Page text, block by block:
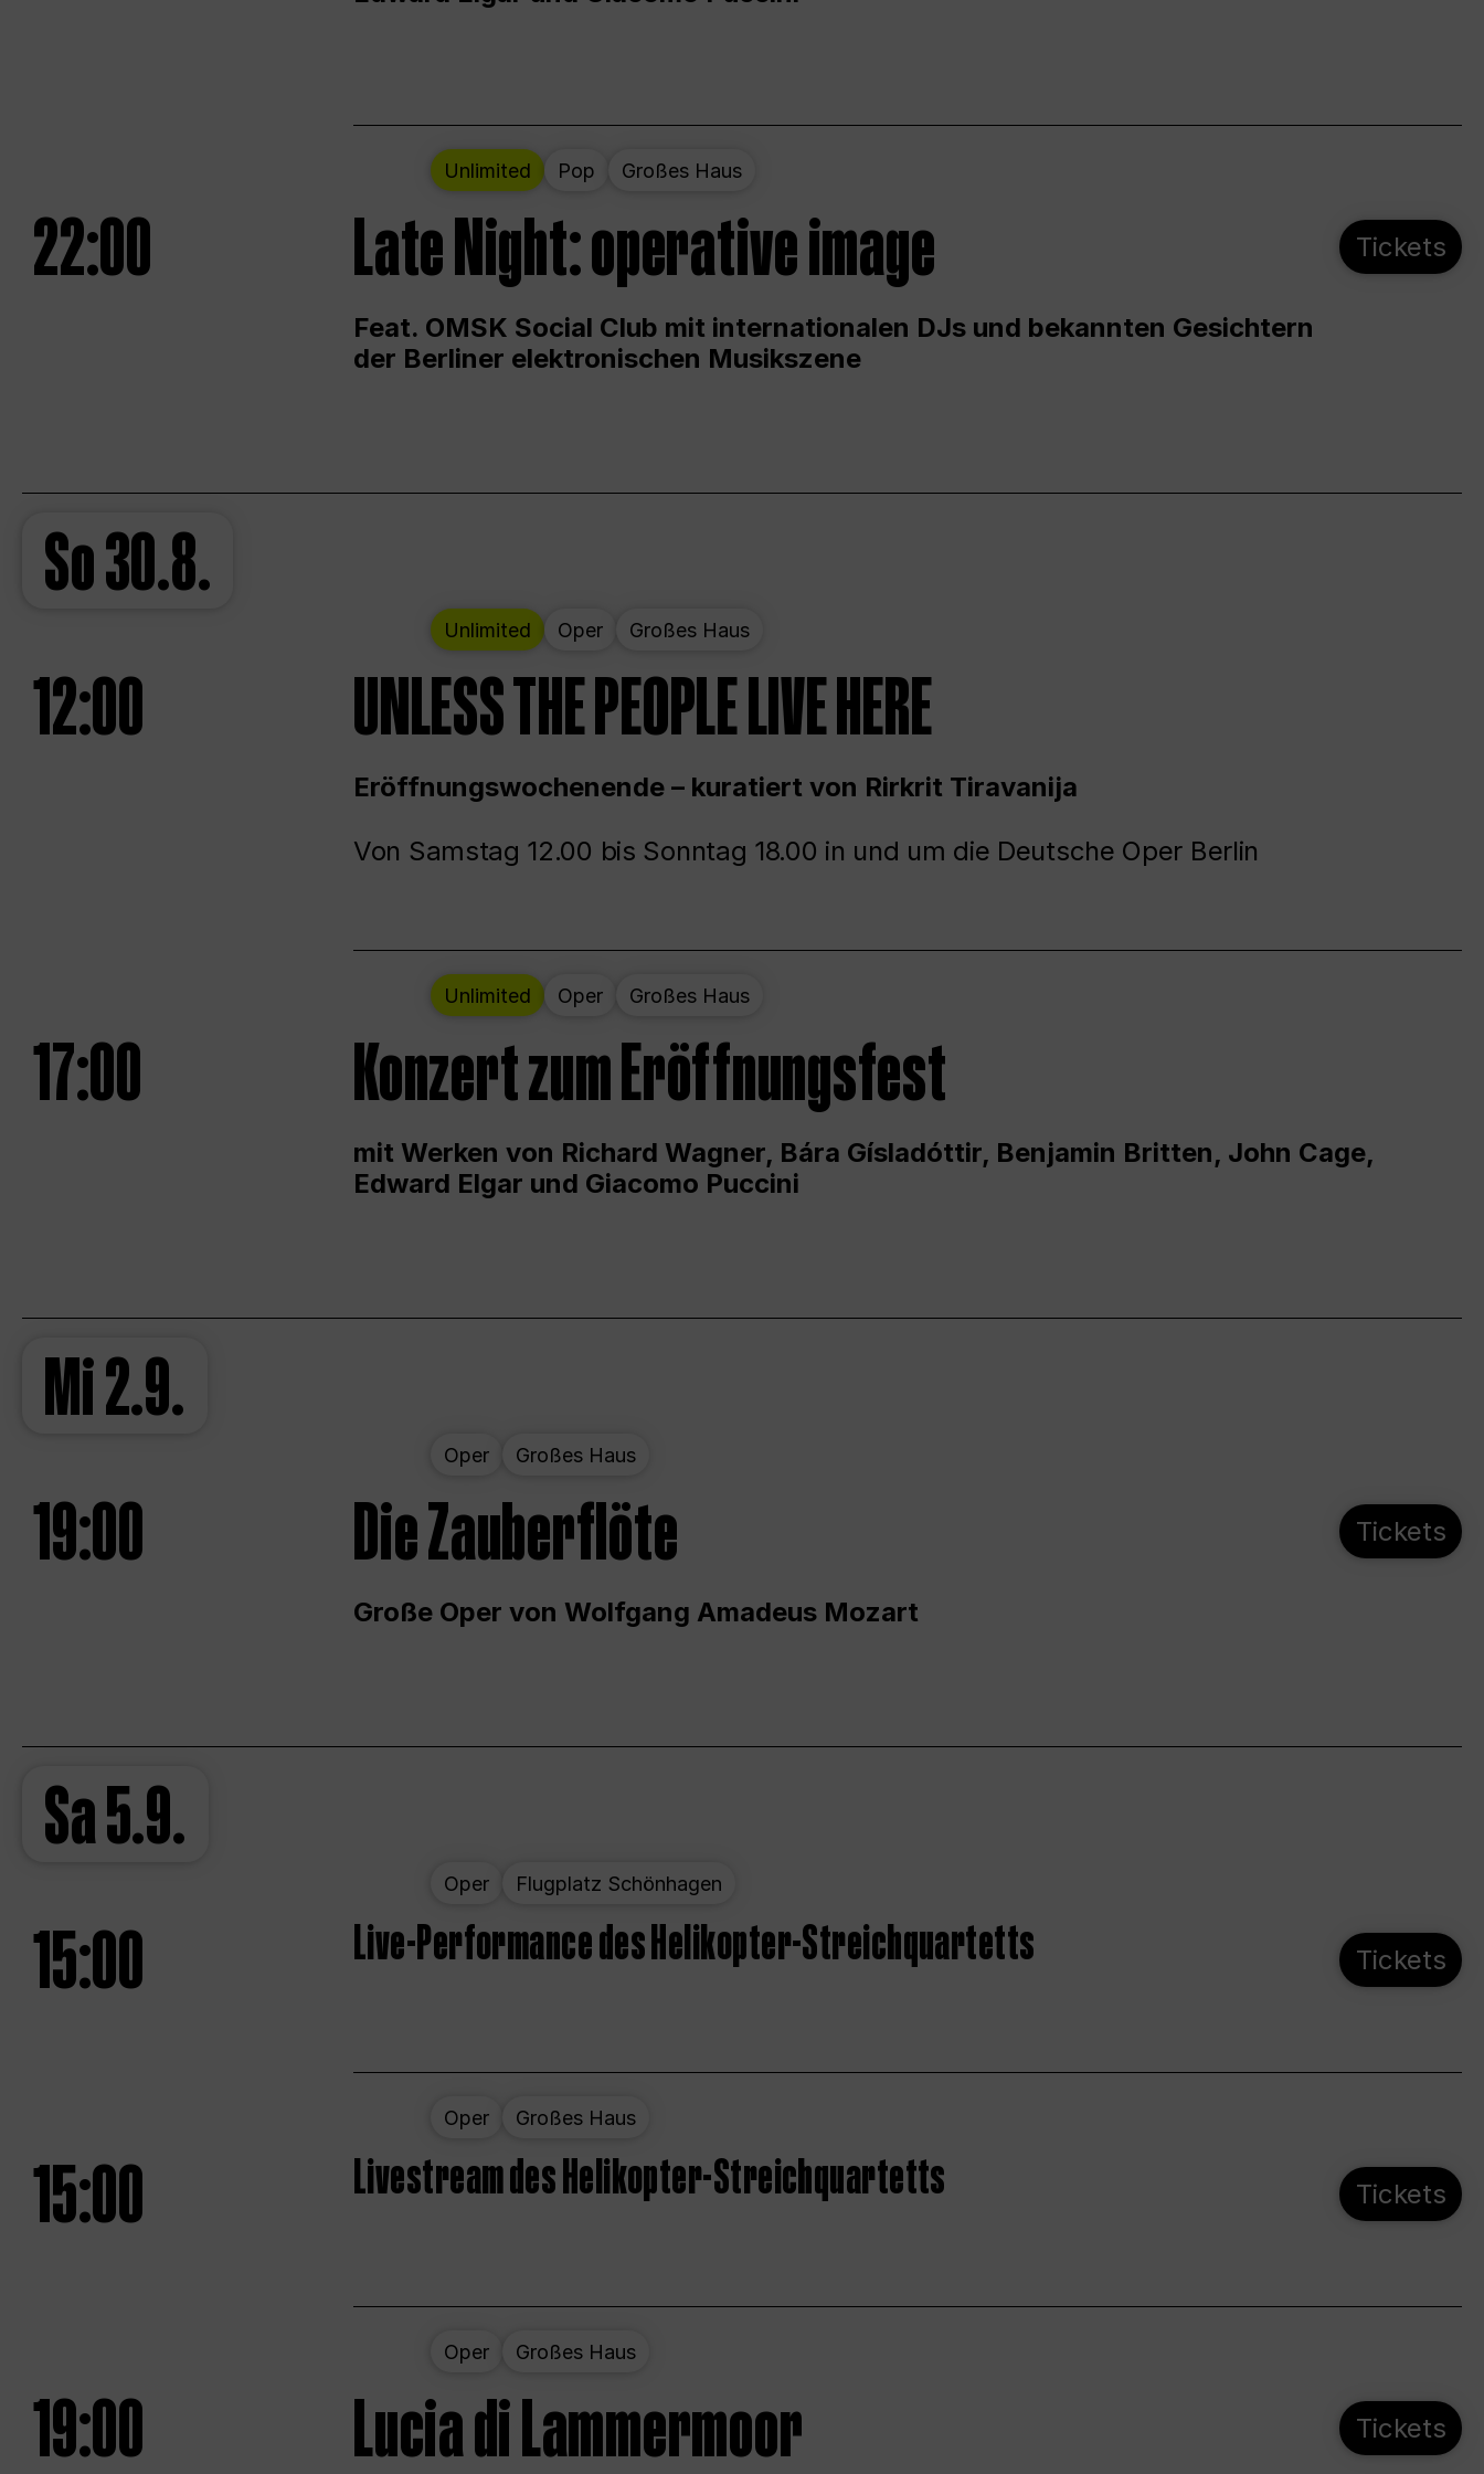
Unlimited Pop Großes Haus
22:00 Late Night: operative image
Feat. OMSK Social Club mit internationalen DJs und bekannten Gesichtern
der Berliner elektronischen Musikszene
Tickets
So30.8.
Unlimited Oper Großes Haus
12:00 UNLESS THE PEOPLE LIVE HERE
Eröffnungswochenende – kuratiert von Rirkrit Tiravanija
Von Samstag 12.00 bis Sonntag 18.00 in und um die Deutsche Oper Berlin
Unlimited Oper Großes Haus
17:00 Konzert zum Eröffnungsfest
mit Werken von Richard Wagner, Bára Gísladóttir, Benjamin Britten, John Cage,
Edward Elgar und Giacomo Puccini
Mi2.9.
Oper Großes Haus
19:00 Die Zauberflöte
Große Oper von Wolfgang Amadeus Mozart
Tickets
Sa5.9.
Oper Flugplatz Schönhagen
15:00 Live-Performance des Helikopter-Streichquartetts Tickets
Oper Großes Haus
15:00 Livestream des Helikopter-Streichquartetts Tickets
Oper Großes Haus
19:00 Lucia di Lammermoor Tickets